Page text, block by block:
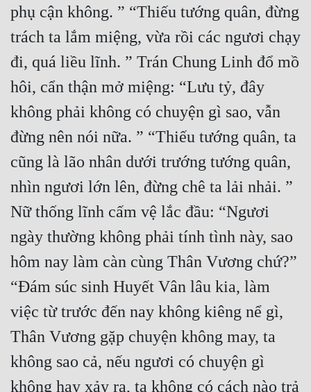
Triều Đấu
Trùng Sinh
Trọng Sinh
Tu Chân
Vô Địch
Võ Hiệp
Võng Du
Xuyên Không
Xuyên Nhanh
Xuyên Sách
phụ cận không. ” “Thiếu tướng quân, đừng
trách ta lắm miệng, vừa rồi các ngươi chạy
đi, quá liều lĩnh. ” Trán Chung Linh đổ mồ
hôi, cẩn thận mở miệng: “Lưu tỷ, đây
không phải không có chuyện gì sao, vẫn
đừng nên nói nữa. ” “Thiếu tướng quân, ta
cũng là lão nhân dưới trướng tướng quân,
nhìn ngươi lớn lên, đừng chê ta lải nhải. ”
Nữ thống lĩnh cấm vệ lắc đầu: “Ngươi
ngày thường không phải tính tình này, sao
hôm nay làm càn cùng Thân Vương chứ?”
“Đám súc sinh Huyết Vân lâu kia, làm
việc từ trước đến nay không kiêng nể gì,
Thân Vương gặp chuyện không may, ta
không sao cả, nếu ngươi có chuyện gì
không hay xảy ra, ta không có cách nào trả